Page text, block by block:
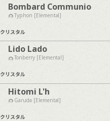
Bombard Communio
Typhon [Elemental]
クリスタル
Lido Lado
Tonberry [Elemental]
クリスタル
Hitomi L'h
Garuda [Elemental]
クリスタル